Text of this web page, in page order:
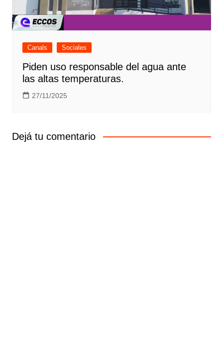
Canals Sociales
Piden uso responsable del agua ante
las altas temperaturas.
27/11/2025
Dejá tu comentario